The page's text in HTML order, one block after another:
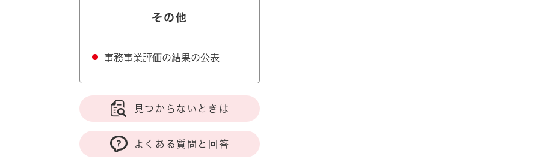
その他
事務事業評価の結果の公表
見つからないときは
よくある質問と回答